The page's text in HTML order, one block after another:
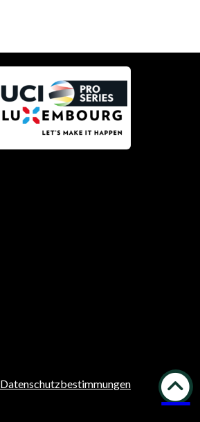
Datenschutzbestimmungen